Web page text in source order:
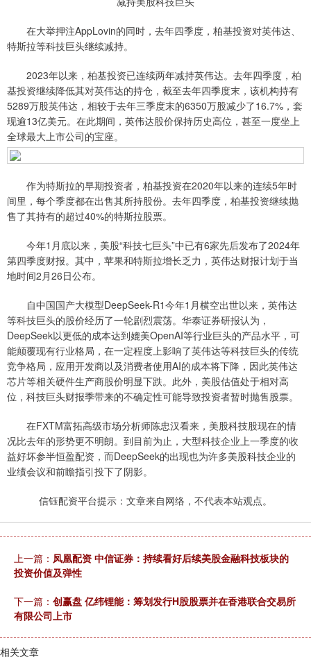
在大举押注AppLovin的同时，去年四季度，柏基投资对英伟达、
特斯拉等科技巨头继续减持。
2023年以来，柏基投资已连续两年减持英伟达。去年四季度，柏
基投资继续降低其对英伟达的持仓，截至去年四季度末，该机构持有
5289万股英伟达，相较于去年三季度末的6350万股减少了16.7%，套
现逾13亿美元。在此期间，英伟达股价保持历史高位，甚至一度坐上
全球最大上市公司的宝座。
作为特斯拉的早期投资者，柏基投资在2020年以来的连续5年时
间里，每个季度都在出售其所持股份。去年四季度，柏基投资继续抛
售了其持有的超过40%的特斯拉股票。
今年1月底以来，美股“科技七巨头”中已有6家先后发布了2024年
第四季度财报。其中，苹果和特斯拉增长乏力，英伟达财报计划于当
地时间2月26日公布。
自中国国产大模型DeepSeek-R1今年1月横空出世以来，英伟达
等科技巨头的股价经历了一轮剧烈震荡。华泰证券研报认为，
DeepSeek以更低的成本达到媲美OpenAI等行业巨头的产品水平，可
能颠覆现有行业格局，在一定程度上影响了英伟达等科技巨头的传统
竞争格局，应用开发商以及消费者使用AI的成本将下降，因此英伟达
芯片等相关硬件生产商股价明显下跌。此外，美股估值处于相对高
位，科技巨头财报季带来的不确定性可能导致投资者暂时抛售股票。
在FXTM富拓高级市场分析师陈忠汉看来，美股科技股现在的情
况比去年的形势更不明朗。到目前为止，大型科技企业上一季度的收
益好坏参半恒盈配资，而DeepSeek的出现也为许多美股科技企业的
业绩会议和前瞻指引投下了阴影。
信钰配资平台提示：文章来自网络，不代表本站观点。
上一篇： 凤凰配资 中信证券：持续看好后续美股金融科技板块的
投资价值及弹性
下一篇： 创赢盘 亿纬锂能：筹划发行H股股票并在香港联合交易所
有限公司上市
相关文章